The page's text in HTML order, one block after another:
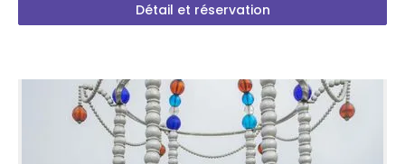
Détail et réservation